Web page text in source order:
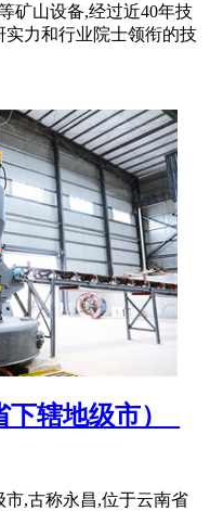
矿山设备,经过近40年技
力和行业院士领衔的技
辖地级市）_
,古称永昌,位于云南省